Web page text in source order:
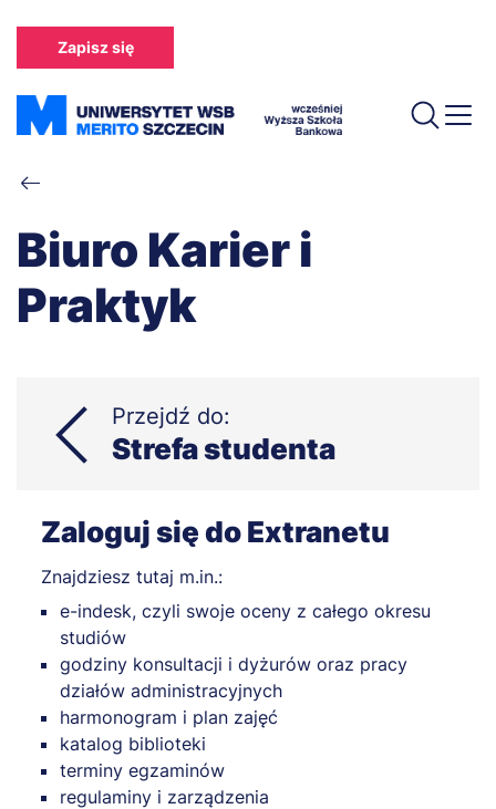
treści
Zapisz się
Ścieżka
nawigacyjna
Biuro Karier i
Praktyk
Przejdź do:
Strefa studenta
Zaloguj się do Extranetu
Znajdziesz tutaj m.in.:
e-indesk, czyli swoje oceny z całego okresu
studiów
godziny konsultacji i dyżurów oraz pracy
działów administracyjnych
harmonogram i plan zajęć
katalog biblioteki
terminy egzaminów
regulaminy i zarządzenia